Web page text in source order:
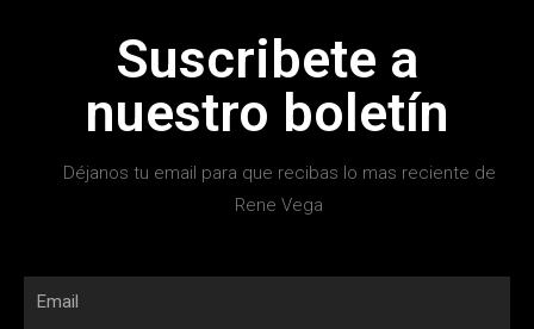
Suscribete a
nuestro boletín
Déjanos tu email para que recibas lo mas reciente de
Rene Vega